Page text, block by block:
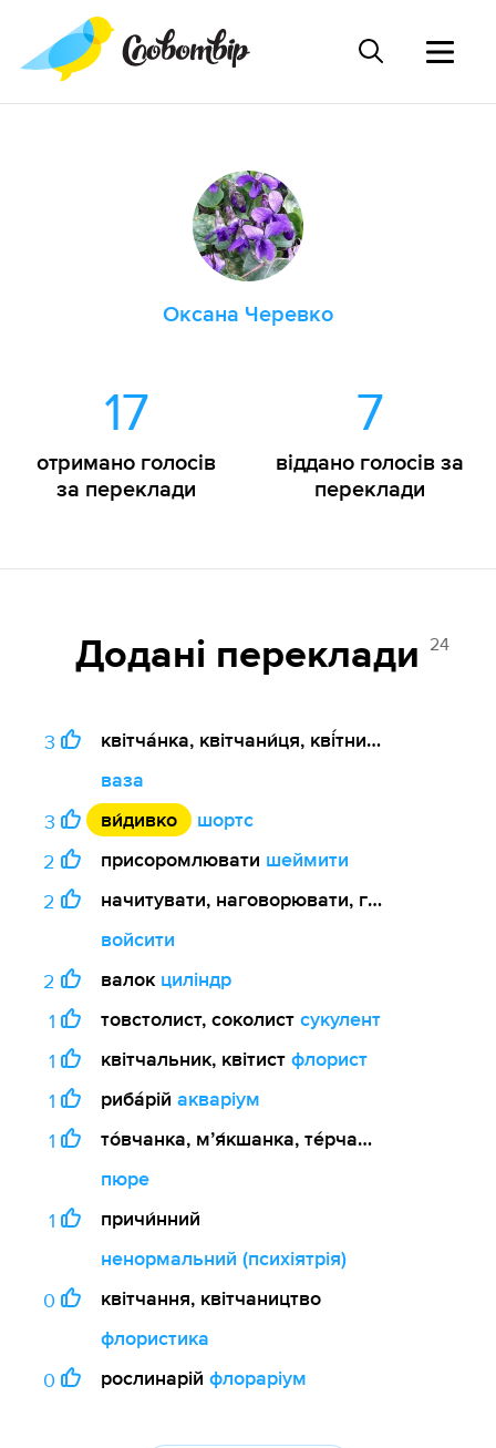
Оксана Черевко
17
отримано голосів
за переклади
7
віддано голосів за
переклади
Додані переклади 24
3
квітча́нка, квітчани́ця, кві́тниця, зі́льниц
ваза
3
ви́дивко
шортс
2
присоромлювати шеймити
2
начитувати, наговорювати,
войсити
2
валок циліндр
1
товстолист, соколист сукулент
1
квітчальник, квітист флорист
1
риба́рій акваріум
1
то́вчанка, мʼя́кшанка, те́рчанка
пюре
1
причи́нний
ненормальний (психіятрія)
0
квітчання, квітчаництво
флористика
0
рослинарій флораріум